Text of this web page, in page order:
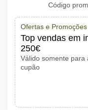
Código
Ofertas e
Top vendas em
250€
Válido somente para
cupão